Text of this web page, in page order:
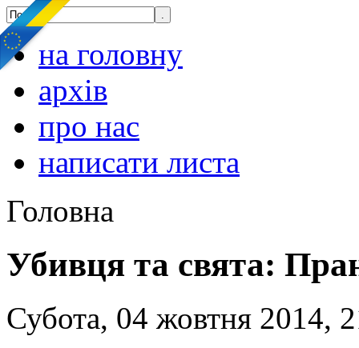
на головну
архів
про нас
написати листа
Головна
Убивця та свята:
Субота, 04 жовтня 2014,